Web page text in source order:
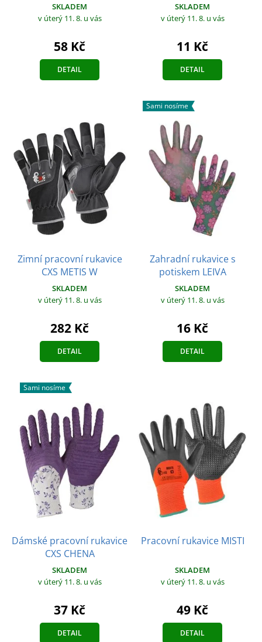
SKLADEM
v úterý 11. 8. u vás
58 Kč
DETAIL
SKLADEM
v úterý 11. 8. u vás
11 Kč
DETAIL
Zimní pracovní rukavice
CXS METIS W
SKLADEM
v úterý 11. 8. u vás
282 Kč
DETAIL
Sami nosíme
Zahradní rukavice s
potiskem LEIVA
SKLADEM
v úterý 11. 8. u vás
16 Kč
DETAIL
Sami nosíme
Dámské pracovní rukavice
CXS CHENA
SKLADEM
v úterý 11. 8. u vás
37 Kč
DETAIL
Pracovní rukavice MISTI
SKLADEM
v úterý 11. 8. u vás
49 Kč
DETAIL